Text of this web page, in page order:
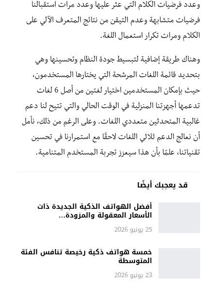
وعدد فرضيات الكلام التي عثر عليها وعدد مرات استقبالنا
فرضيات متشابهة وعدم التيقن من نتائج المتعرف الآلي على
الكلام ومرات تكرار استعمال اللغة.
وهناك طريقة إضافية لتبسيط جودة النظام وتحسينها وهي
بتحديد قائمة اللغات المرشحة التي يختارها المستخدمون،
حيث بإمكان المستخدمين اختيار لغتين من أصل 6 لغات
تدعمها أجهزتنا المنزلية في الوقت الحالي والتي تتيح لنا دعم
غالبية المتحدثين متعددي اللغات. وعلى الرغم من ذلك، نأمل
أن نعالج الدعم ثلاثي اللغات لاحقًا مع استمرارنا في تحسين
تقنياتنا، علمًا بأن هذا سيعزز تجربة المستخدم المتنامية.
قد يعجبك أيضًا
أفضل الهواتف الذكية الجديدة ذات
الأسعار المعقولة والمزودة…
25 يونيو 2026
خمسة هواتف ذكية رخيصة تنافس الفئة
المتوسطة
23 يونيو 2026